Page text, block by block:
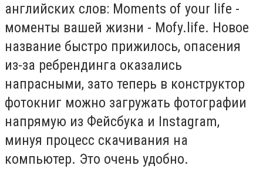
английских слов: Moments of your life -
моменты вашей жизни - Mofy.life. Новое
название быстро прижилось, опасения
из-за ребрендинга оказались
напрасными, зато теперь в конструктор
фотокниг можно загружать фотографии
напрямую из Фейсбука и Instagram,
минуя процесс скачивания на
компьютер. Это очень удобно.